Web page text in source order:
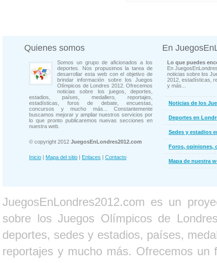
Quienes somos
Somos un grupo de aficionados a los
deportes. Nos propusimos la tarea de
desarrollar esta web con el objetivo de
brindar información sobre los Juegos
Olímpicos de Londres 2012. Ofrecemos
noticias sobre los juegos, deportes,
estadios, países, medallero, reportajes,
estadísticas, foros de debate, encuestas,
concursos y mucho más... Constantemente
buscamos mejorar y ampliar nuestros servicios por
lo que pronto publicaremos nuevas secciones en
nuestra web.
© copyright 2012 JuegosEnLondres2012.com
Inicio | Mapa del sitio | Enlaces | Contacto
En
Lo que puedes
En
noticias sobre los
2012, estadísticas,
y más...
Noticias de los
Deportes en
Sedes y estadios
Foros, opiniones,
Mapa de nuestra
JuegosEnLondres2012.com es un
sobre los Juegos Olímpicos de
deportes, sedes y estadios, países,
reportajes y mucho más. Ofrecemos un